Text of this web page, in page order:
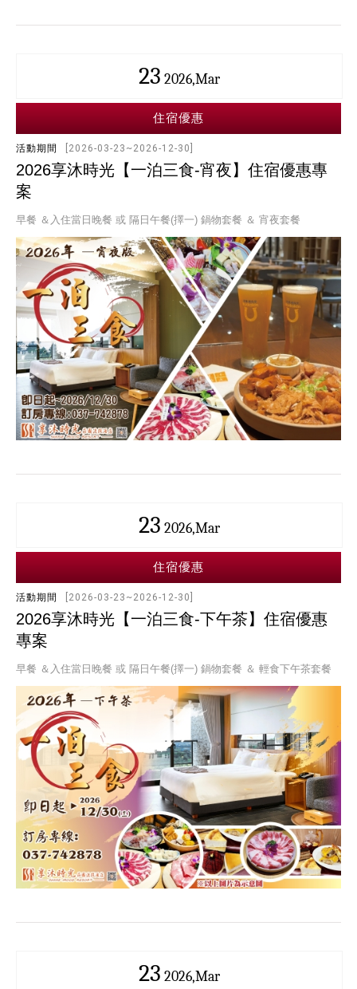
23 2026,Mar
住宿優惠
活動期間 [2026-03-23~2026-12-30]
2026享沐時光【一泊三食-宵夜】住宿優惠專
案
早餐 ＆入住當日晚餐 或 隔日午餐(擇一) 鍋物套餐 ＆ 宵夜套餐
23 2026,Mar
住宿優惠
活動期間 [2026-03-23~2026-12-30]
2026享沐時光【一泊三食-下午茶】住宿優惠
專案
早餐 ＆入住當日晚餐 或 隔日午餐(擇一) 鍋物套餐 ＆ 輕食下午茶套餐
23 2026,Mar